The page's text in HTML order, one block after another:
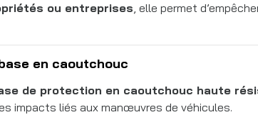
ou entreprises, elle permet
en caoutchouc
de protection en caoutchouc haute
impacts liés aux manœuvres de véhicules.